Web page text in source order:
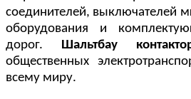
соединителей, выключателей
оборудования и
дорог.
Шальтбау
общественных
всему миру.